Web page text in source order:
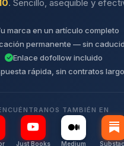
. Sencillo, asequible y
marca en un artículo completo
permanente — sin
Enlace dofollow incluido
rápida, sin contratos
TAMBIÉN EN
Just Books Medium